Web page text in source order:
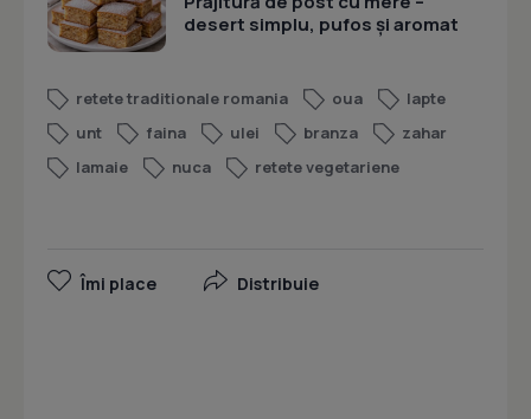
desert simplu, pufos și aromat
retete traditionale romania oua
lapte
unt
faina ulei branza
zahar
lamaie
nuca retete vegetariene
Îmi place Distribuie